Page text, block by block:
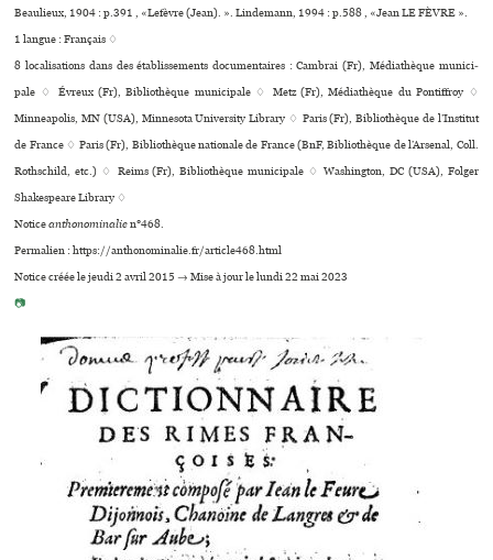
Beaulieux, 1904 : p.391 , «Lefèvre (Jean). ». Lindemann, 1994 : p.588 , «Jean LE FÈVRE ».
1 langue :Français ♢
8 localisations dans des établissements documentaires : Cambrai (Fr), Médiathèque muni­ci­
pale ♢ Évreux (Fr), Bibliothèque muni­ci­pale ♢ Metz (Fr), Médiathèque du Pontiffroy ♢
Minneapolis, MN (USA), Minnesota University Library ♢ Paris (Fr), Bibliothèque de l’Institut
de France ♢ Paris (Fr), Bibliothèque nationale de France (BnF, Bibliothèque de l’Arsenal, Coll.
Rothschild, etc.) ♢ Reims (Fr), Bibliothèque muni­ci­pale ♢ Washington, DC (USA), Folger
Shakespeare Library ♢
Noticeanthonominalien°468.
Permalien : https://anthonominalie.fr/article468.html
Notice créée le jeudi 2 avril 2015 → Mise à jour le lundi 22 mai 2023
📷